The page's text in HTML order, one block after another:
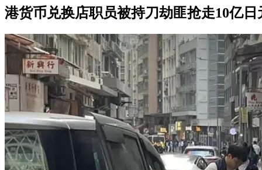
港货币兑换店职员被持刀劫匪抢走10亿日